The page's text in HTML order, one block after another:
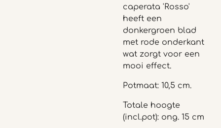
caperata 'Rosso'
heeft een
donkergroen blad
met rode onderkant
wat zorgt voor een
mooi effect.
Potmaat: 10,5 cm.
Totale hoogte
(incl.pot): ong. 15 cm